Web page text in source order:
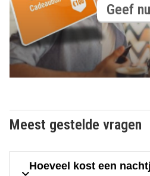
Geef nu
Meest gestelde vragen
Hoeveel kost een